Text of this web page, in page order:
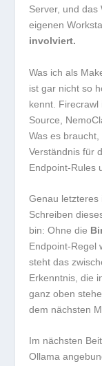
Server, und das
eigenen
involviert.
Was ich als
ist gar nicht so
kennt. Firecrawl
Source,
Was es
Verständnis für
Endpoint-Rules
Genau letzteres
Schreiben
bin: Ohne die
Endpoint-Regel
steht das
Erkenntnis, die
ganz oben
dem nächsten
Im nächsten
Ollama